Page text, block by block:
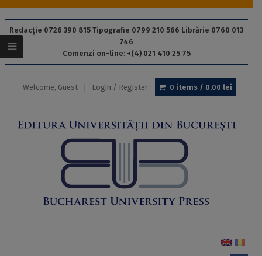
Redacție 0726 390 815 Tipografie 0799 210 566 Librărie 0760 013
746
Comenzi on-line: +(4) 021 410 25 75
Welcome, Guest Login / Register 0 items / 0,00 lei